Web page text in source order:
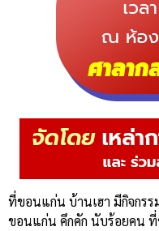
ที่ขอนแก่น บ้านเฮา มีกิจกร
ขอนแก่น คึกคัก นับร้อยคน ที่